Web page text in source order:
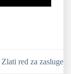
Zlati red za zasluge